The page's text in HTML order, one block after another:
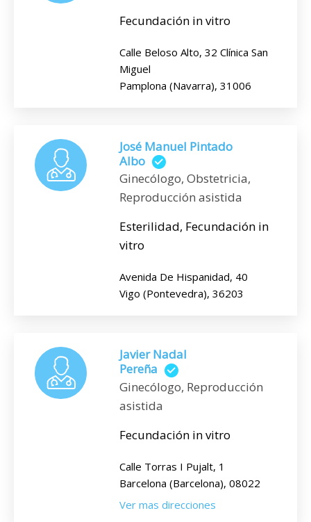
Fecundación in vitro
Calle Beloso Alto, 32 Clínica San
Miguel
Pamplona (Navarra), 31006
José Manuel Pintado
Albo
Ginecólogo, Obstetricia,
Reproducción asistida
Esterilidad, Fecundación in
vitro
Avenida De Hispanidad, 40
Vigo (Pontevedra), 36203
Javier Nadal
Pereña
Ginecólogo, Reproducción
asistida
Fecundación in vitro
Calle Torras I Pujalt, 1
Barcelona (Barcelona), 08022
Ver mas direcciones